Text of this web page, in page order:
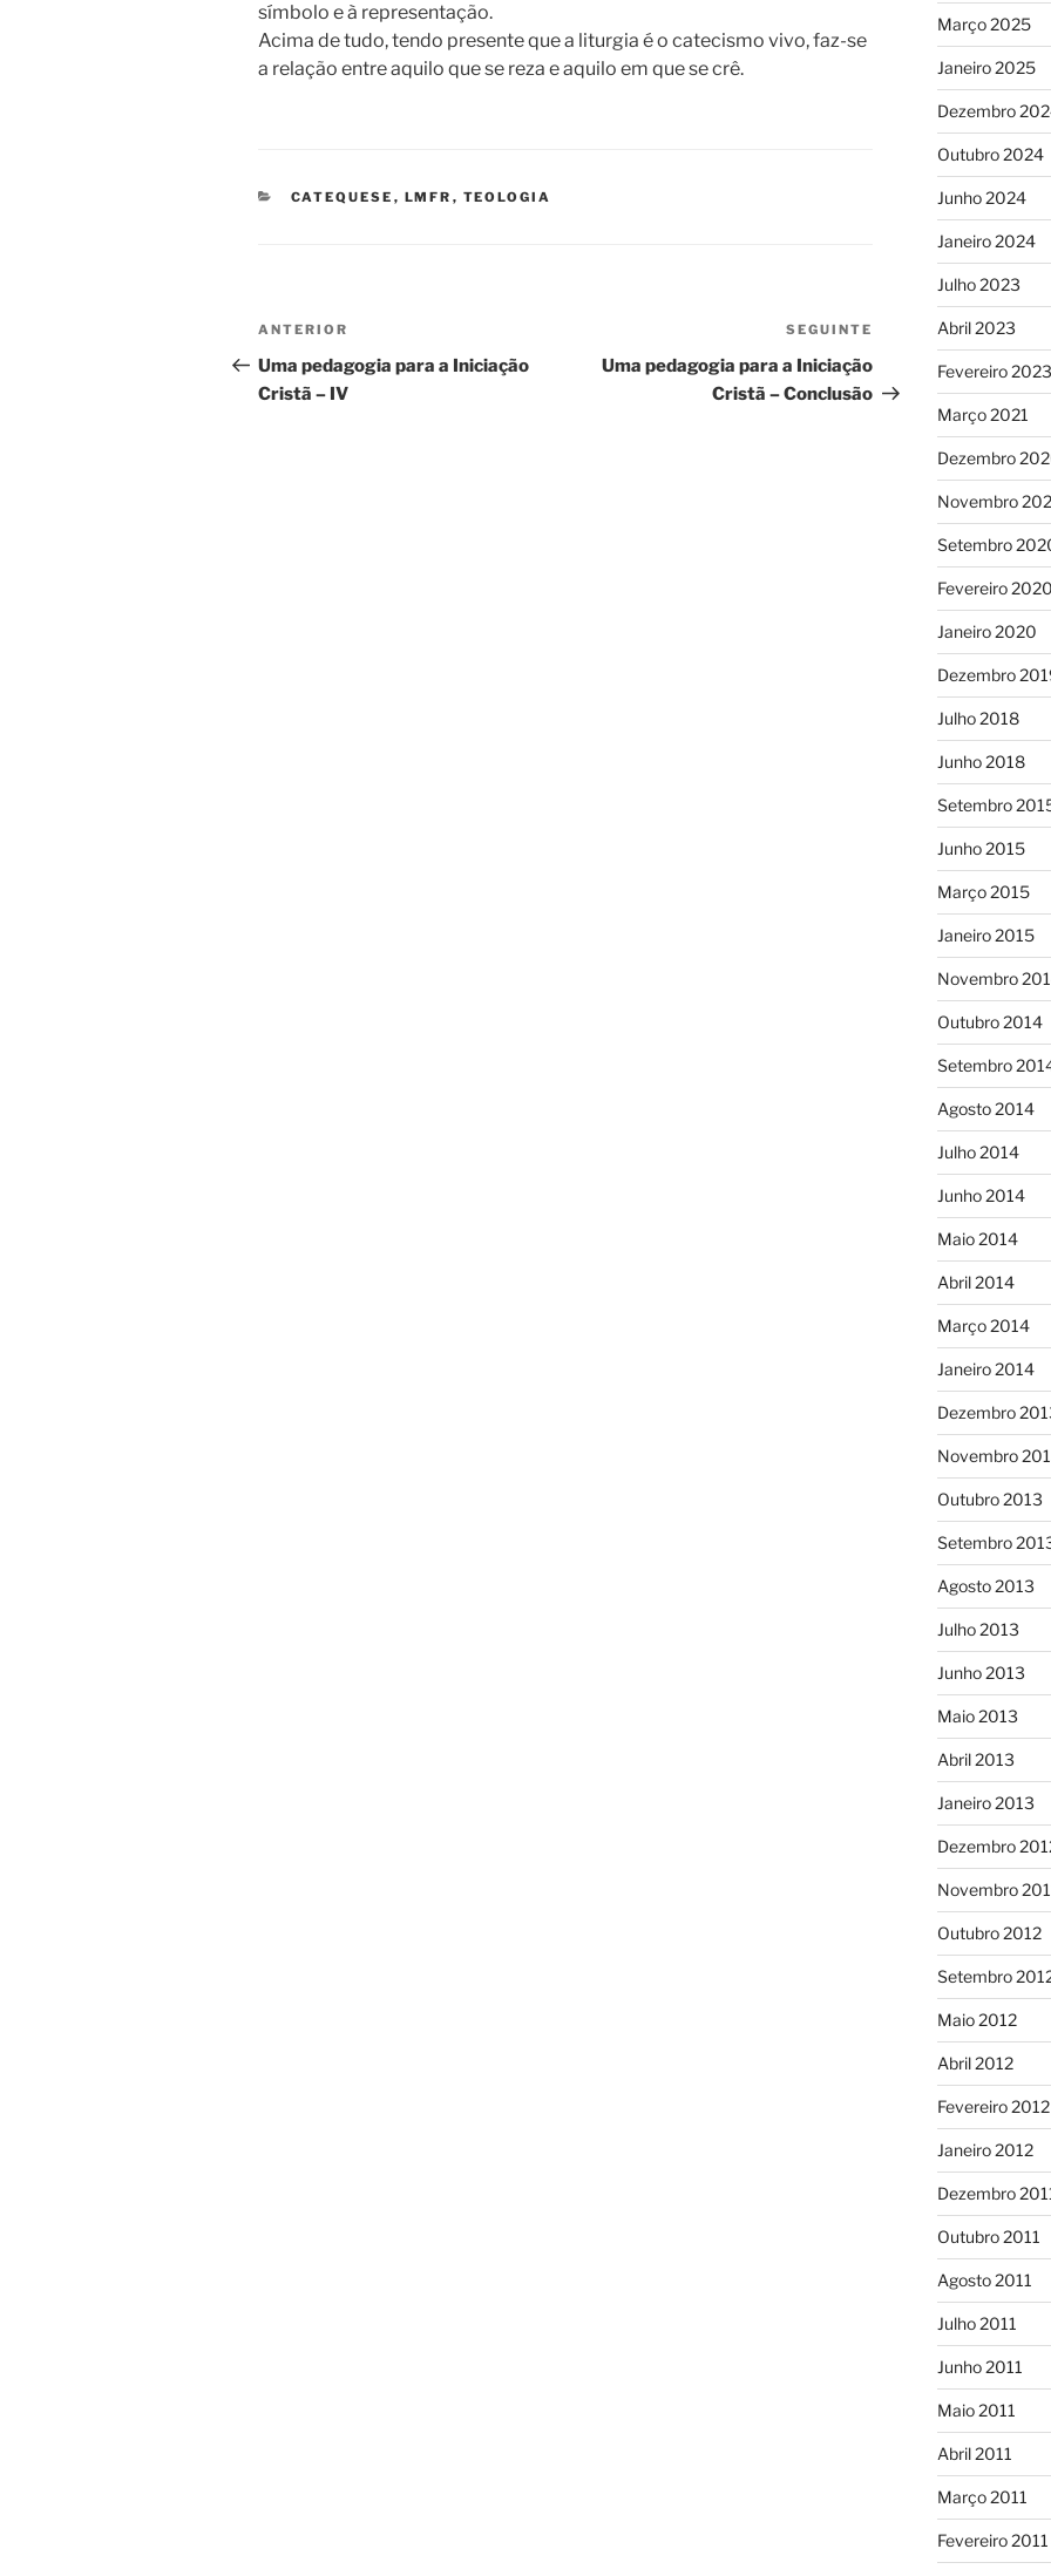
símbolo e à representação.
Acima de tudo, tendo presente que a liturgia é o catecismo vivo, faz-se
a relação entre aquilo que se reza e aquilo em que se crê.
CATEGORIAS
CATEQUESE , LMFR , TEOLOGIA
Navegação
de
artigos
Conteúdo
anterior
ANTERIOR
Uma pedagogia para a Iniciação
Cristã – IV
Conteúdo
seguinte
SEGUINTE
Uma pedagogia para a Iniciação
Cristã – Conclusão
Março 2025
Janeiro 2025
Dezembro
Outubro 2024
Junho 2024
Janeiro 2024
Julho 2023
Abril 2023
Fevereiro 2023
Março 2021
Dezembro
Novembro
Setembro
Fevereiro 2020
Janeiro 2020
Dezembro
Julho 2018
Junho 2018
Setembro
Junho 2015
Março 2015
Janeiro 2015
Novembro
Outubro 2014
Setembro
Agosto 2014
Julho 2014
Junho 2014
Maio 2014
Abril 2014
Março 2014
Janeiro 2014
Dezembro
Novembro
Outubro 2013
Setembro
Agosto 2013
Julho 2013
Junho 2013
Maio 2013
Abril 2013
Janeiro 2013
Dezembro
Novembro
Outubro 2012
Setembro
Maio 2012
Abril 2012
Fevereiro 2012
Janeiro 2012
Dezembro
Outubro 2011
Agosto 2011
Julho 2011
Junho 2011
Maio 2011
Abril 2011
Março 2011
Fevereiro 2011